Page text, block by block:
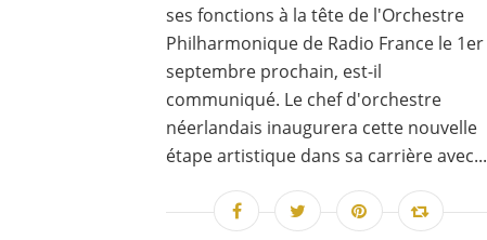
ses fonctions à la tête de l'Orchestre
Philharmonique de Radio France le 1er
septembre prochain, est-il
communiqué. Le chef d'orchestre
néerlandais inaugurera cette nouvelle
étape artistique dans sa carrière avec...